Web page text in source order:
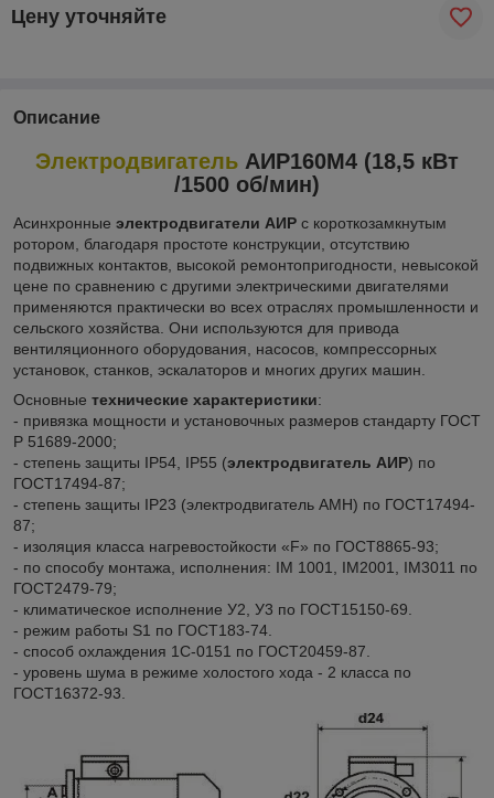
Цену уточняйте
Описание
Электродвигатель АИР160М4 (18,5 кВт
/1500 об/мин)
Асинхронные электродвигатели АИР с короткозамкнутым
ротором, благодаря простоте конструкции, отсутствию
подвижных контактов, высокой ремонтопригодности, невысокой
цене по сравнению с другими электрическими двигателями
применяются практически во всех отраслях промышленности и
сельского хозяйства. Они используются для привода
вентиляционного оборудования, насосов, компрессорных
установок, станков, эскалаторов и многих других машин.
Основные технические характеристики:
- привязка мощности и установочных размеров стандарту ГОСТ
Р 51689-2000;
- степень защиты IP54, IP55 (электродвигатель АИР) по
ГОСТ17494-87;
- степень защиты IP23 (электродвигатель АМН) по ГОСТ17494-
87;
- изоляция класса нагревостойкости «F» по ГОСТ8865-93;
- по способу монтажа, исполнения: IM 1001, IM2001, IM3011 по
ГОСТ2479-79;
- климатическое исполнение У2, У3 по ГОСТ15150-69.
- режим работы S1 по ГОСТ183-74.
- способ охлаждения 1С-0151 по ГОСТ20459-87.
- уровень шума в режиме холостого хода - 2 класса по
ГОСТ16372-93.